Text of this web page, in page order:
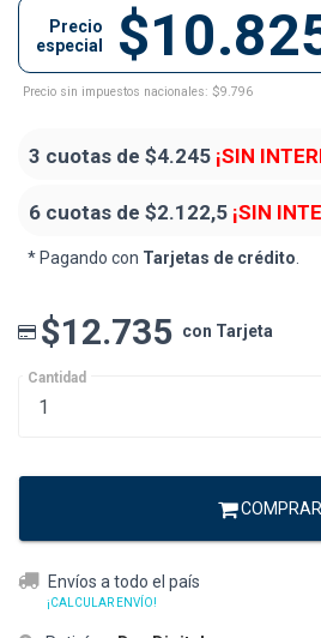
Precio
especial
Precio sin impuestos nacionales: $9.796
3 cuotas de $4.245 ¡SIN
6 cuotas de $2.122,5 ¡SIN
* Pagando con Tarjetas de crédito.
$12.735 con Tarjeta
Cantidad
COMPRAR
Envíos a todo el país
¡CALCULAR ENVÍO!